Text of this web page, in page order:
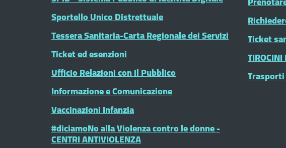
Sportello Unico Distrettuale
Tessera Sanitaria-Carta Regionale dei Servizi
Ticket ed esenzioni
Ufficio Relazioni con il Pubblico
Informazione e Comunicazione
Vaccinazioni Infanzia
#diciamoNo alla Violenza contro le donne -
CENTRI ANTIVIOLENZA
Ticket
TIROCINI